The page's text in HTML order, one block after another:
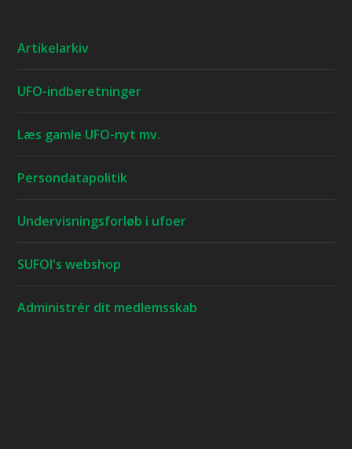
Artikelarkiv
UFO-indberetninger
Læs gamle UFO-nyt mv.
Persondatapolitik
Undervisningsforløb i ufoer
SUFOI's webshop
Administrér dit medlemsskab